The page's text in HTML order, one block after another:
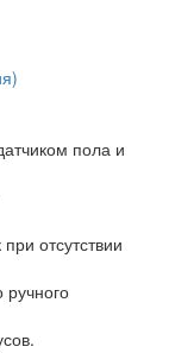
пола и
отсутствии